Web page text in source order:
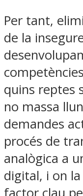
Per tant,
de la
quins reptes
no massa
demandes
procés de
analògica a
digital, i on